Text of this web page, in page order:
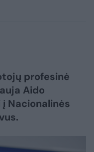
profesinė
Aido
Nacionalinės